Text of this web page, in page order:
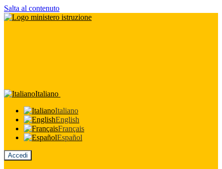
Salta al contenuto
Italiano
Italiano
English
Français
Español
Accedi